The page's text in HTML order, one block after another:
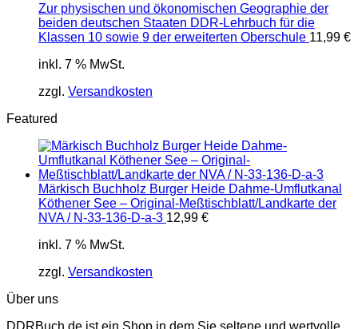
Zur physischen und ökonomischen Geographie der
beiden deutschen Staaten DDR-Lehrbuch für die
Klassen 10 sowie 9 der erweiterten Oberschule 11,99 €
inkl. 7 % MwSt.
zzgl. Versandkosten
Featured
Märkisch Buchholz Burger Heide Dahme-Umflutkanal
Köthener See – Original-Meßtischblatt/Landkarte der
NVA / N-33-136-D-a-3 12,99 €
inkl. 7 % MwSt.
zzgl. Versandkosten
Über uns
DDRBuch.de ist ein Shop in dem Sie seltene und wertvolle